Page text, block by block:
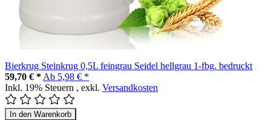
Bierkrug Steinkrug 0,5L feingrau Seidel hellgrau 1-fbg. bedruckt
59,70 € * Ab 5,98 € *
Inkl. 19% Steuern , exkl. Versandkosten
In den Warenkorb